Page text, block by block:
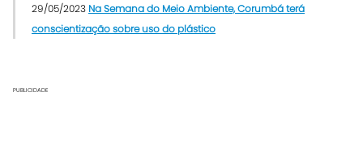
29/05/2023 Na Semana do Meio Ambiente, Corumbá terá
conscientização sobre uso do plástico
PUBLICIDADE